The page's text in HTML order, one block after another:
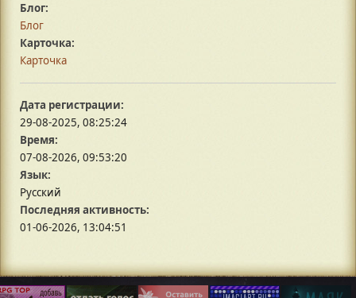
Блог:
Блог
Карточка:
Карточка
Дата регистрации:
29-08-2025, 08:25:24
Время:
07-08-2026, 09:53:20
Язык:
Русский
Последняя активность:
01-06-2026, 13:04:51